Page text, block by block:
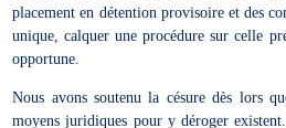
placement en détention provisoire et des
unique, calquer une procédure sur celle
opportune.
Nous avons soutenu la césure dès lors
moyens juridiques pour y déroger